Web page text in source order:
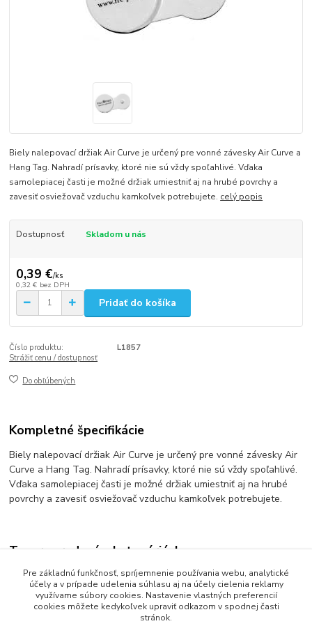
Biely nalepovací držiak Air Curve je určený pre vonné závesky Air Curve a
Hang Tag. Nahradí prísavky, ktoré nie sú vždy spoľahlivé. Vďaka
samolepiacej časti je možné držiak umiestniť aj na hrubé povrchy a
zavesiť osviežovač vzduchu kamkoľvek potrebujete. celý popis
Dostupnosť Skladom u nás
0,39 €/ks
0,32 € bez DPH
Pridať do košíka
Číslo produktu:
L1857
Strážiť cenu / dostupnosť
Do obľúbených
Kompletné špecifikácie
Biely nalepovací držiak Air Curve je určený pre vonné závesky Air
Curve a Hang Tag. Nahradí prísavky, ktoré nie sú vždy spoľahlivé.
Vďaka samolepiacej časti je možné držiak umiestniť aj na hrubé
povrchy a zavesiť osviežovač vzduchu kamkoľvek potrebujete.
Tovar zaradený v kategóriách
FRE PRO vonný program
Pre základnú funkčnosť, spríjemnenie používania webu, analytické
účely a v prípade udelenia súhlasu aj na účely cielenia reklamy
využívame súbory cookies. Nastavenie vlastných preferencií
cookies môžete kedykoľvek upraviť odkazom v spodnej časti
stránok.